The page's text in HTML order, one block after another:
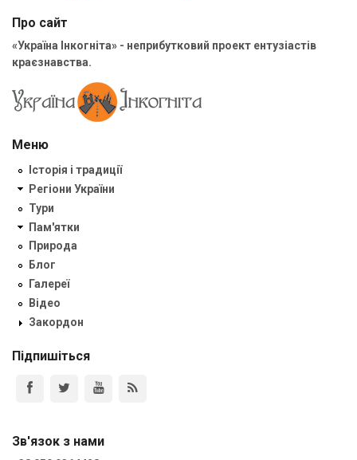
Про сайт
«Україна Інкогніта» - неприбутковий проект ентузіастів
краєзнавства.
Меню
Історія і традиції
Регіони України
Тури
Пам'ятки
Природа
Блог
Галереї
Відео
Закордон
Підпишіться
Зв'язок з нами